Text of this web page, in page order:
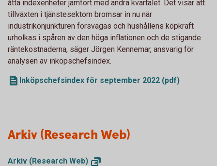
åtta indexenheter jämfört med andra kvartalet. Det visar att
tillväxten i tjänstesektorn bromsar in nu när
industrikonjunkturen försvagas och hushållens köpkraft
urholkas i spåren av den höga inflationen och de stigande
räntekostnaderna, säger Jörgen Kennemar, ansvarig för
analysen av inköpschefsindex.
Inköpschefsindex för september 2022 (pdf)
Arkiv (Research Web)
Arkiv (Research Web)